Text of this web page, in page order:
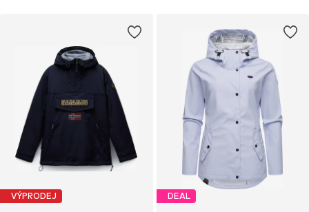
VÝPRODEJ DEAL